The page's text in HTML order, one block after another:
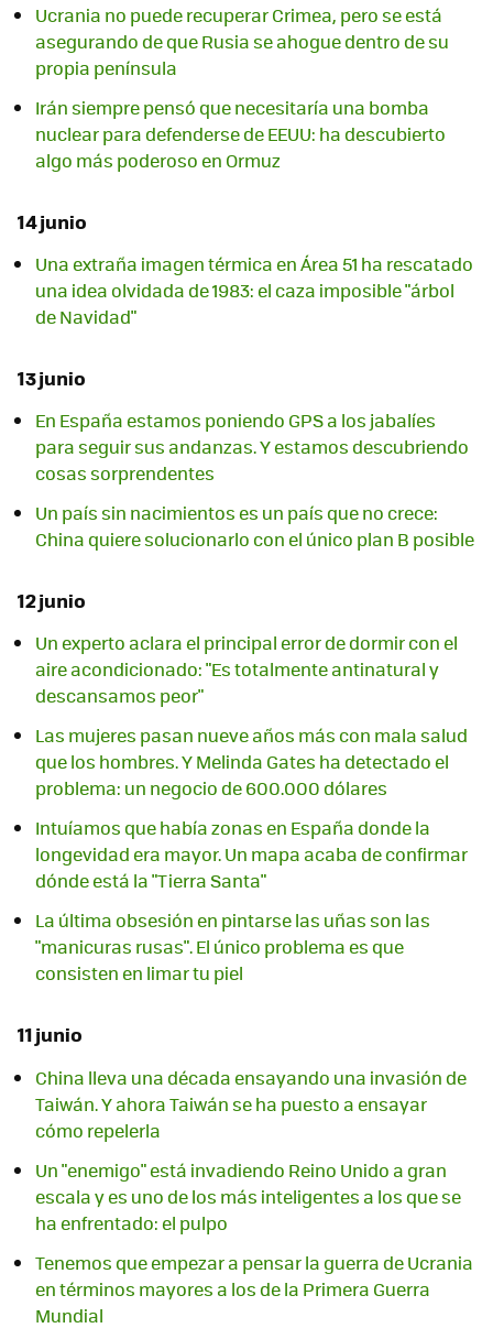
Ucrania no puede recuperar Crimea, pero se está
asegurando de que Rusia se ahogue dentro de su
propia península
Irán siempre pensó que necesitaría una bomba
nuclear para defenderse de EEUU: ha descubierto
algo más poderoso en Ormuz
14 junio
Una extraña imagen térmica en Área 51 ha rescatado
una idea olvidada de 1983: el caza imposible "árbol
de Navidad"
13 junio
En España estamos poniendo GPS a los jabalíes
para seguir sus andanzas. Y estamos descubriendo
cosas sorprendentes
Un país sin nacimientos es un país que no crece:
China quiere solucionarlo con el único plan B posible
12 junio
Un experto aclara el principal error de dormir con el
aire acondicionado: "Es totalmente antinatural y
descansamos peor"
Las mujeres pasan nueve años más con mala salud
que los hombres. Y Melinda Gates ha detectado el
problema: un negocio de 600.000 dólares
Intuíamos que había zonas en España donde la
longevidad era mayor. Un mapa acaba de confirmar
dónde está la "Tierra Santa"
La última obsesión en pintarse las uñas son las
"manicuras rusas". El único problema es que
consisten en limar tu piel
11 junio
China lleva una década ensayando una invasión de
Taiwán. Y ahora Taiwán se ha puesto a ensayar
cómo repelerla
Un "enemigo" está invadiendo Reino Unido a gran
escala y es uno de los más inteligentes a los que se
ha enfrentado: el pulpo
Tenemos que empezar a pensar la guerra de Ucrania
en términos mayores a los de la Primera Guerra
Mundial